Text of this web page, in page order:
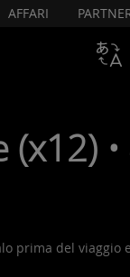
AFFARI
(x12)
prima del viaggio